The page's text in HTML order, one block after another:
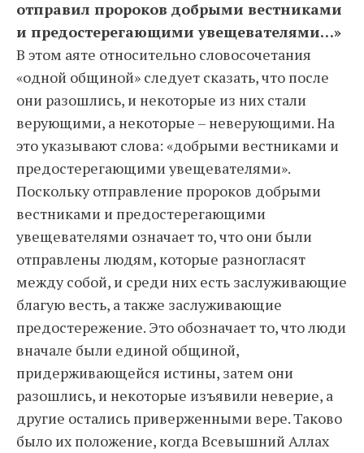
отправил пророков добрыми вестниками
и предостерегающими увещевателями…»
В этом аяте относительно словосочетания
«одной общиной» следует сказать, что после
они разошлись, и некоторые из них стали
верующими, а некоторые – неверующими. На
это указывают слова: «добрыми вестниками и
предостерегающими увещевателями».
Поскольку отправление пророков добрыми
вестниками и предостерегающими
увещевателями означает то, что они были
отправлены людям, которые разногласят
между собой, и среди них есть заслуживающие
благую весть, а также заслуживающие
предостережение. Это обозначает то, что люди
вначале были единой общиной,
придерживающейся истины, затем они
разошлись, и некоторые изъявили неверие, а
другие остались приверженными вере. Таково
было их положение, когда Всевышний Аллах